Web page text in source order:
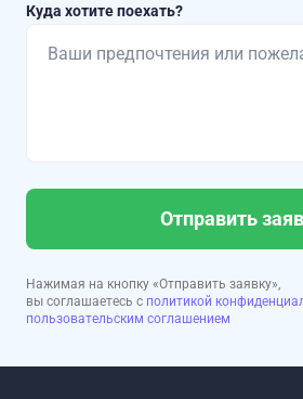
Куда хотите поехать?
Отправить
Нажимая на кнопку «Отправить заявку»,
вы соглашаетесь с политикой
пользовательским соглашением